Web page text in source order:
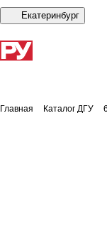
Екатеринбург
Главная Каталог ДГУ
Дизельный